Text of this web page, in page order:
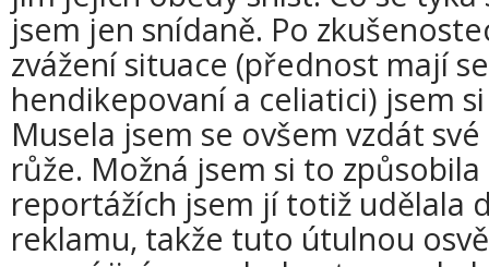
jsem jen snídaně. Po
zvážení situace (přednost mají
hendikepovaní a celiatici) jsem
Musela jsem se ovšem vzdát
růže. Možná jsem si to způsobila
reportážích jsem jí totiž udělala
reklamu, takže tuto útulnou